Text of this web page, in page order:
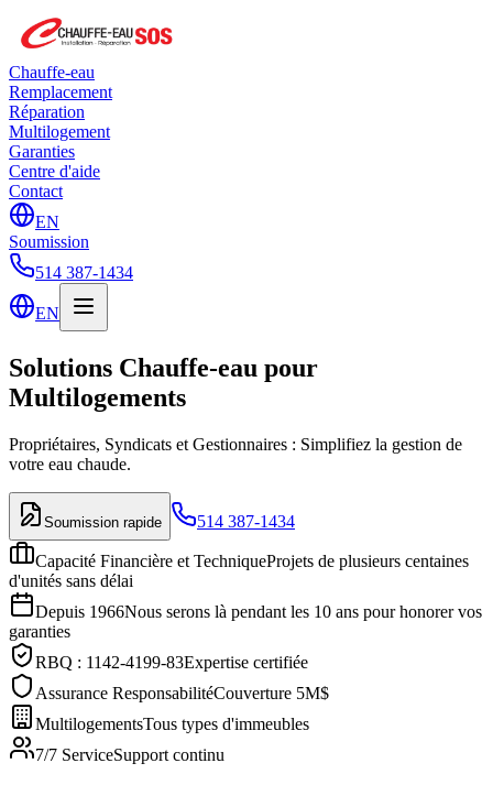
Chauffe-eau
Remplacement
Réparation
Multilogement
Garanties
Centre d'aide
Contact
EN
Soumission
514 387-1434
EN
Solutions Chauffe-eau pour
Multilogements
Propriétaires, Syndicats et Gestionnaires : Simplifiez la gestion de
votre eau chaude.
Soumission rapide 514 387-1434
Capacité Financière et TechniqueProjets de plusieurs centaines
d'unités sans délai
Depuis 1966Nous serons là pendant les 10 ans pour honorer vos
garanties
RBQ : 1142-4199-83Expertise certifiée
Assurance ResponsabilitéCouverture 5M$
MultilogementsTous types d'immeubles
7/7 ServiceSupport continu